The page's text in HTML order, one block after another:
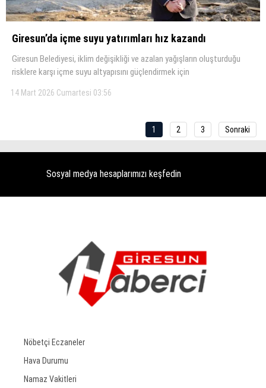
Giresun’da içme suyu yatırımları hız kazandı
Giresun Belediyesi, iklim değişikliği ve azalan yağışların oluşturduğu
risklere karşı içme suyu altyapısını güçlendirmek için
14 Mart 2026 Cumartesi 03:56
1 2 3 Sonraki
Sosyal medya hesaplarımızı keşfedin
Nöbetçi Eczaneler
Hava Durumu
Namaz Vakitleri